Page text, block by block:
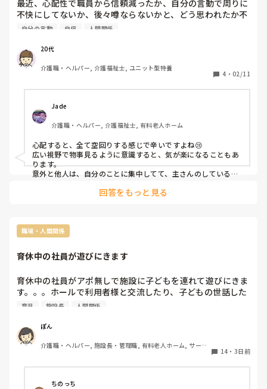
最近、心配性で職員から信頼減ったか、自分の言動で周りに
不快にしてないか、後々噂ならないかと、どう思われたか不
安になったりする。
職員の機嫌も気にし過ぎで、、
心配性が色々影響し、仕事スムーズに上手くいかなってい
る。気持ち不安定。
皆さんは不安とどう付き合ってますか？
自分の言動 自信 人間関係
20代
介護職・ヘルパー, 介護福祉士, ユニット型特養
4 ・ 02/11
Jade
介護職・ヘルパー, 介護福祉士, 有料老人ホーム
心配すると、全て空回りする感じで辛いですよね😢
広い視野で物事見るように意識すると、気が楽になることもあ
ります。
意外と他人は、自分のことに集中してて、主さんのしているこ
いちいち気にする人がいれば、その人に問題あるような😅
日々の疲れも溜まってるのかもしれません。
ちょっと肩の力を抜いて、自然の中でリラックスするのもいい
かもですよー
回答をもっと見る
職場・人間関係
育休中の社員が遊びにきます
育休中の社員がアポ無しで施設に子どもを連れて遊びにきま
す。。。ホールで利用者様と交流したり、子どもの世話した
り、仕事中の職員に横から話しかけたり、、、まるで家にい
施設長は「一応社員だから…」と言って「来ないで！」とは
言えないようですが、仕事をしている私たちとの温度感がま
皆さんならどう思いますか？
育児 施設長 人間関係
ぽん
介護職・ヘルパー, 施設長・管理職, 有料老人ホーム, サービ
14 ・ 3日前
ちのっち